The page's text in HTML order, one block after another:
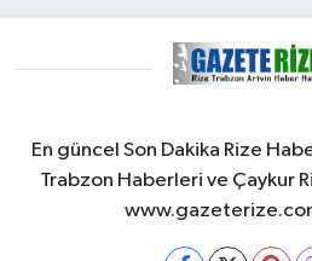
En güncel Son Dakika Rize
Trabzon Haberleri ve Çaykur